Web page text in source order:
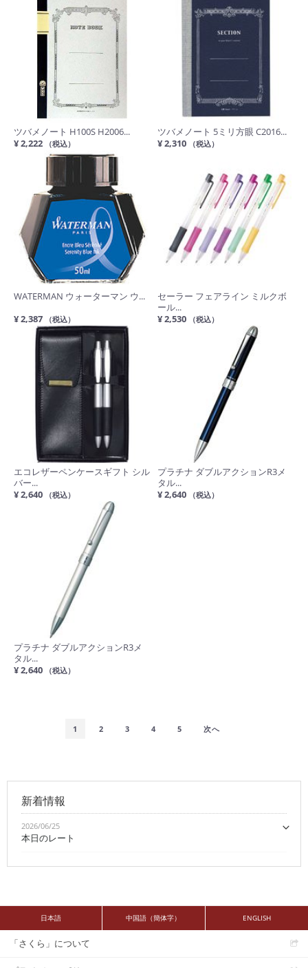
ツバメノート H100S H2006...
¥ 2,222
（税込）
ツバメノート 5ミリ方眼 C2016...
¥ 2,310
（税込）
WATERMAN ウォーターマン ウ...
¥ 2,387
（税込）
セーラー フェアライン ミルクボ
ール...
¥ 2,530
（税込）
エコレザーペンケースギフト シル
バー...
¥ 2,640
（税込）
プラチナ ダブルアクションR3メ
タル...
¥ 2,640
（税込）
プラチナ ダブルアクションR3メ
タル...
¥ 2,640
（税込）
1 2 3 4 5 次へ
新着情報
2026/06/25
本日のレート
日本語 中国語（簡体字） ENGLISH
「さくら」について